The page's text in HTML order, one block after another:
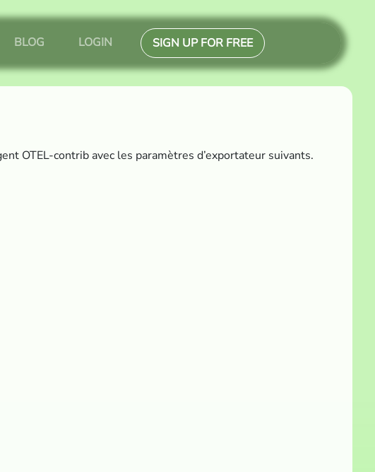
BLOG LOGIN SIGN UP FOR FREE
OTEL-contrib avec les paramètres d’exportateur suivants.